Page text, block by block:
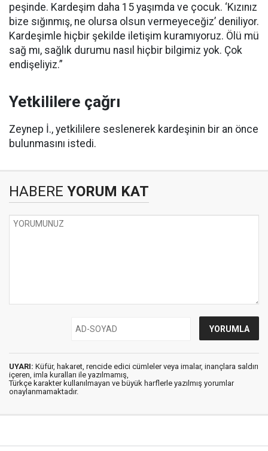
peşinde. Kardeşim daha 15 yaşımda ve çocuk. ‘Kızınız
bize sığınmış, ne olursa olsun vermeyeceğiz’ deniliyor.
Kardeşimle hiçbir şekilde iletişim kuramıyoruz. Ölü mü
sağ mı, sağlık durumu nasıl hiçbir bilgimiz yok. Çok
endişeliyiz.”
Yetkililere çağrı
Zeynep İ., yetkililere seslenerek kardeşinin bir an önce
bulunmasını istedi.
HABERE YORUM KAT
UYARI: Küfür, hakaret, rencide edici cümleler veya imalar, inançlara saldırı
içeren, imla kuralları ile yazılmamış,
Türkçe karakter kullanılmayan ve büyük harflerle yazılmış yorumlar
onaylanmamaktadır.